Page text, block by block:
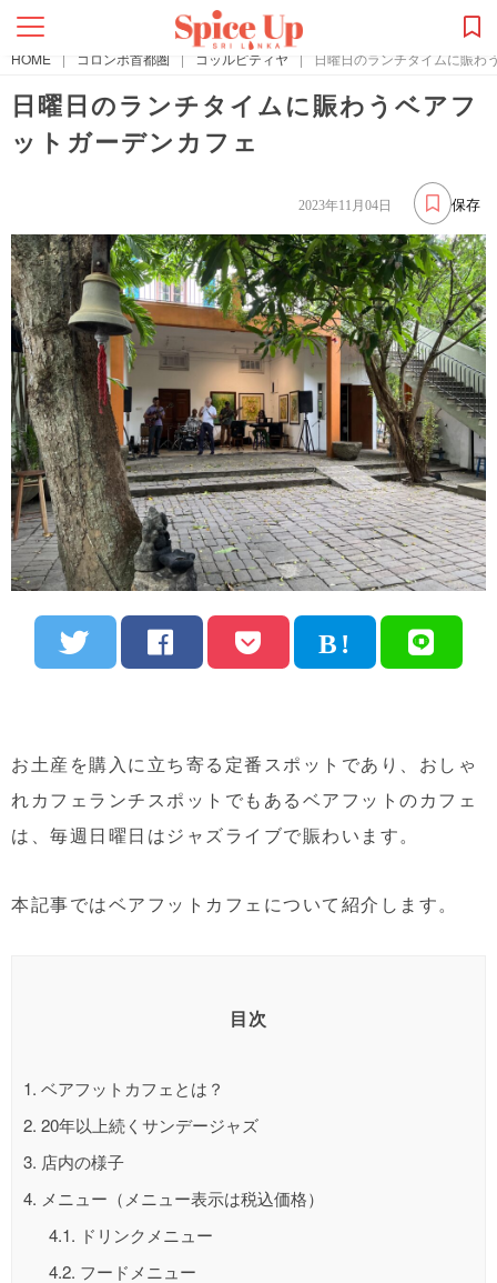
HOME | コロンボ首都圏 | コッルピティヤ | 日曜日のランチタイムに賑わ
日曜日のランチタイムに賑わうベアフ
ットガーデンカフェ
保存
2023年11月04日
お土産を購入に立ち寄る定番スポットであり、おしゃ
れカフェランチスポットでもあるベアフットのカフェ
は、毎週日曜日はジャズライブで賑わいます。
本記事ではベアフットカフェについて紹介します。
目次
1. ベアフットカフェとは？
2. 20年以上続くサンデージャズ
3. 店内の様子
4. メニュー（メニュー表示は税込価格）
4.1. ドリンクメニュー
4.2. フードメニュー